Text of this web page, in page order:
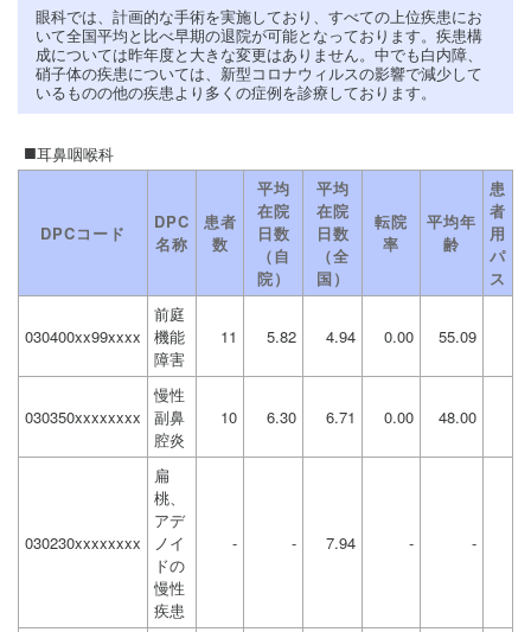
眼科では、計画的な手術を実施しており、すべての上位疾患にお
いて全国平均と比べ早期の退院が可能となっております。疾患構
成については昨年度と大きな変更はありません。中でも白内障、
硝子体の疾患については、新型コロナウィルスの影響で減少して
いるものの他の疾患より多くの症例を診療しております。
耳鼻咽喉科
DPCコード
DPC
名称
患者
数
平均
在院
日数
（自
院）
平均
在院
日数
（全
国）
転院
率
平均年
齢
患
者
用
パ
ス
030400xx99xxxx
前庭
機能
障害
11 5.82 4.94 0.00 55.09
030350xxxxxxxx
慢性
副鼻
腔炎
10 6.30 6.71 0.00 48.00
030230xxxxxxxx
扁
桃、
アデ
ノイ
ドの
慢性
疾患
- - 7.94 - -